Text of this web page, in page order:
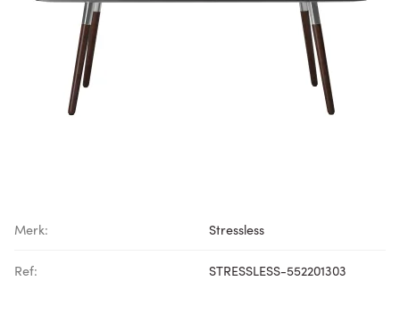
Merk: Stressless
Ref: STRESSLESS-552201303